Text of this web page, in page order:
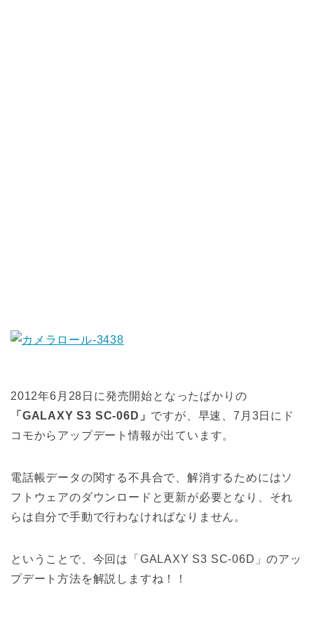
2012年6月28日に発売開始となったばかりの
「GALAXY S3 SC-06D」 ですが、早速、7月3日にド
コモからアップデート情報が出ています。
電話帳データの関する不具合で、解消するためにはソ
フトウェアのダウンロードと更新が必要となり、それ
らは自分で手動で行わなければなりません。
ということで、今回は「GALAXY S3 SC-06D」のアッ
プデート方法を解説しますね！！